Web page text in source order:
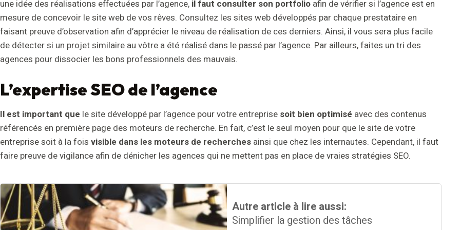
une idée des réalisations effectuées par l’agence, il faut consulter son portfolio afin de vérifier si l’agence est en
mesure de concevoir le site web de vos rêves. Consultez les sites web développés par chaque prestataire en
faisant preuve d’observation afin d’apprécier le niveau de réalisation de ces derniers. Ainsi, il vous sera plus facile
de détecter si un projet similaire au vôtre a été réalisé dans le passé par l’agence. Par ailleurs, faites un tri des
agences pour dissocier les bons professionnels des mauvais.
L’expertise SEO de l’agence
Il est important que le site développé par l’agence pour votre entreprise soit bien optimisé avec des contenus
référencés en première page des moteurs de recherche. En fait, c’est le seul moyen pour que le site de votre
entreprise soit à la fois visible dans les moteurs de recherches ainsi que chez les internautes. Cependant, il faut
faire preuve de vigilance afin de dénicher les agences qui ne mettent pas en place de vraies stratégies SEO.
Autre article à lire aussi:
Simplifier la gestion des tâches